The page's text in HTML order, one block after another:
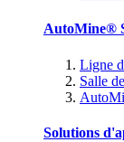
AutoMine®
Ligne
Salle
Solutions